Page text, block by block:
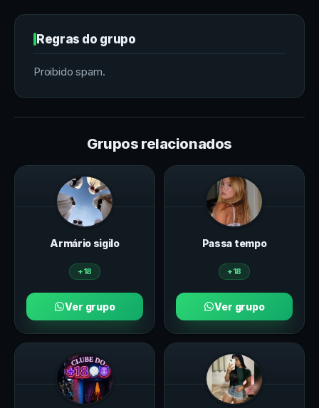
Regras do grupo
Proibido spam.
Grupos relacionados
Armário sigilo
+18
Ver grupo
Passa tempo
+18
Ver grupo